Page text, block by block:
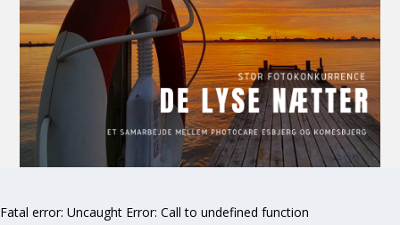
Fatal error: Uncaught Error: Call to undefined function